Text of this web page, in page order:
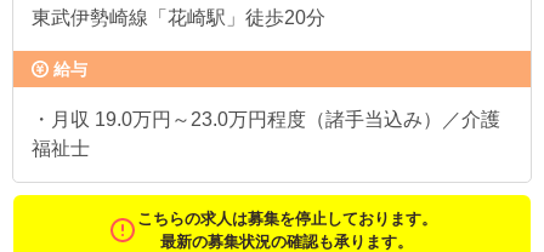
東武伊勢崎線「花崎駅」徒歩20分
給与
・月収 19.0万円～23.0万円程度（諸手当込み）／介護
福祉士
こちらの求人は募集を停止しております。
最新の募集状況の確認も承ります。